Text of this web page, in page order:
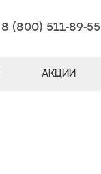
8 (800) 511-89-55
АКЦИИ